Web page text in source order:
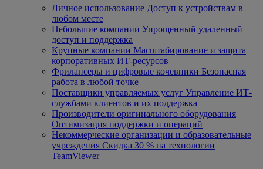
Личное использование Доступ к устройствам в
любом месте
Небольшие компании Упрощенный удаленный
доступ и поддержка
Крупные компании Масштабирование и защита
корпоративных ИТ-ресурсов
Фрилансеры и цифровые кочевники Безопасная
работа в любой точке
Поставщики управляемых услуг Управление ИТ-
службами клиентов и их поддержка
Производители оригинального оборудования
Оптимизация поддержки и операций
Некоммерческие организации и образовательные
учреждения Скидка 30 % на технологии
TeamViewer